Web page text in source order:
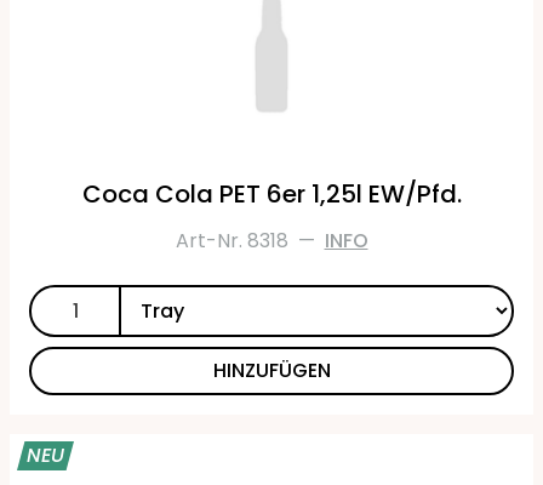
Coca Cola PET 6er 1,25l EW/Pfd.
Art-Nr. 8318 — INFO
HINZUFÜGEN
NEU